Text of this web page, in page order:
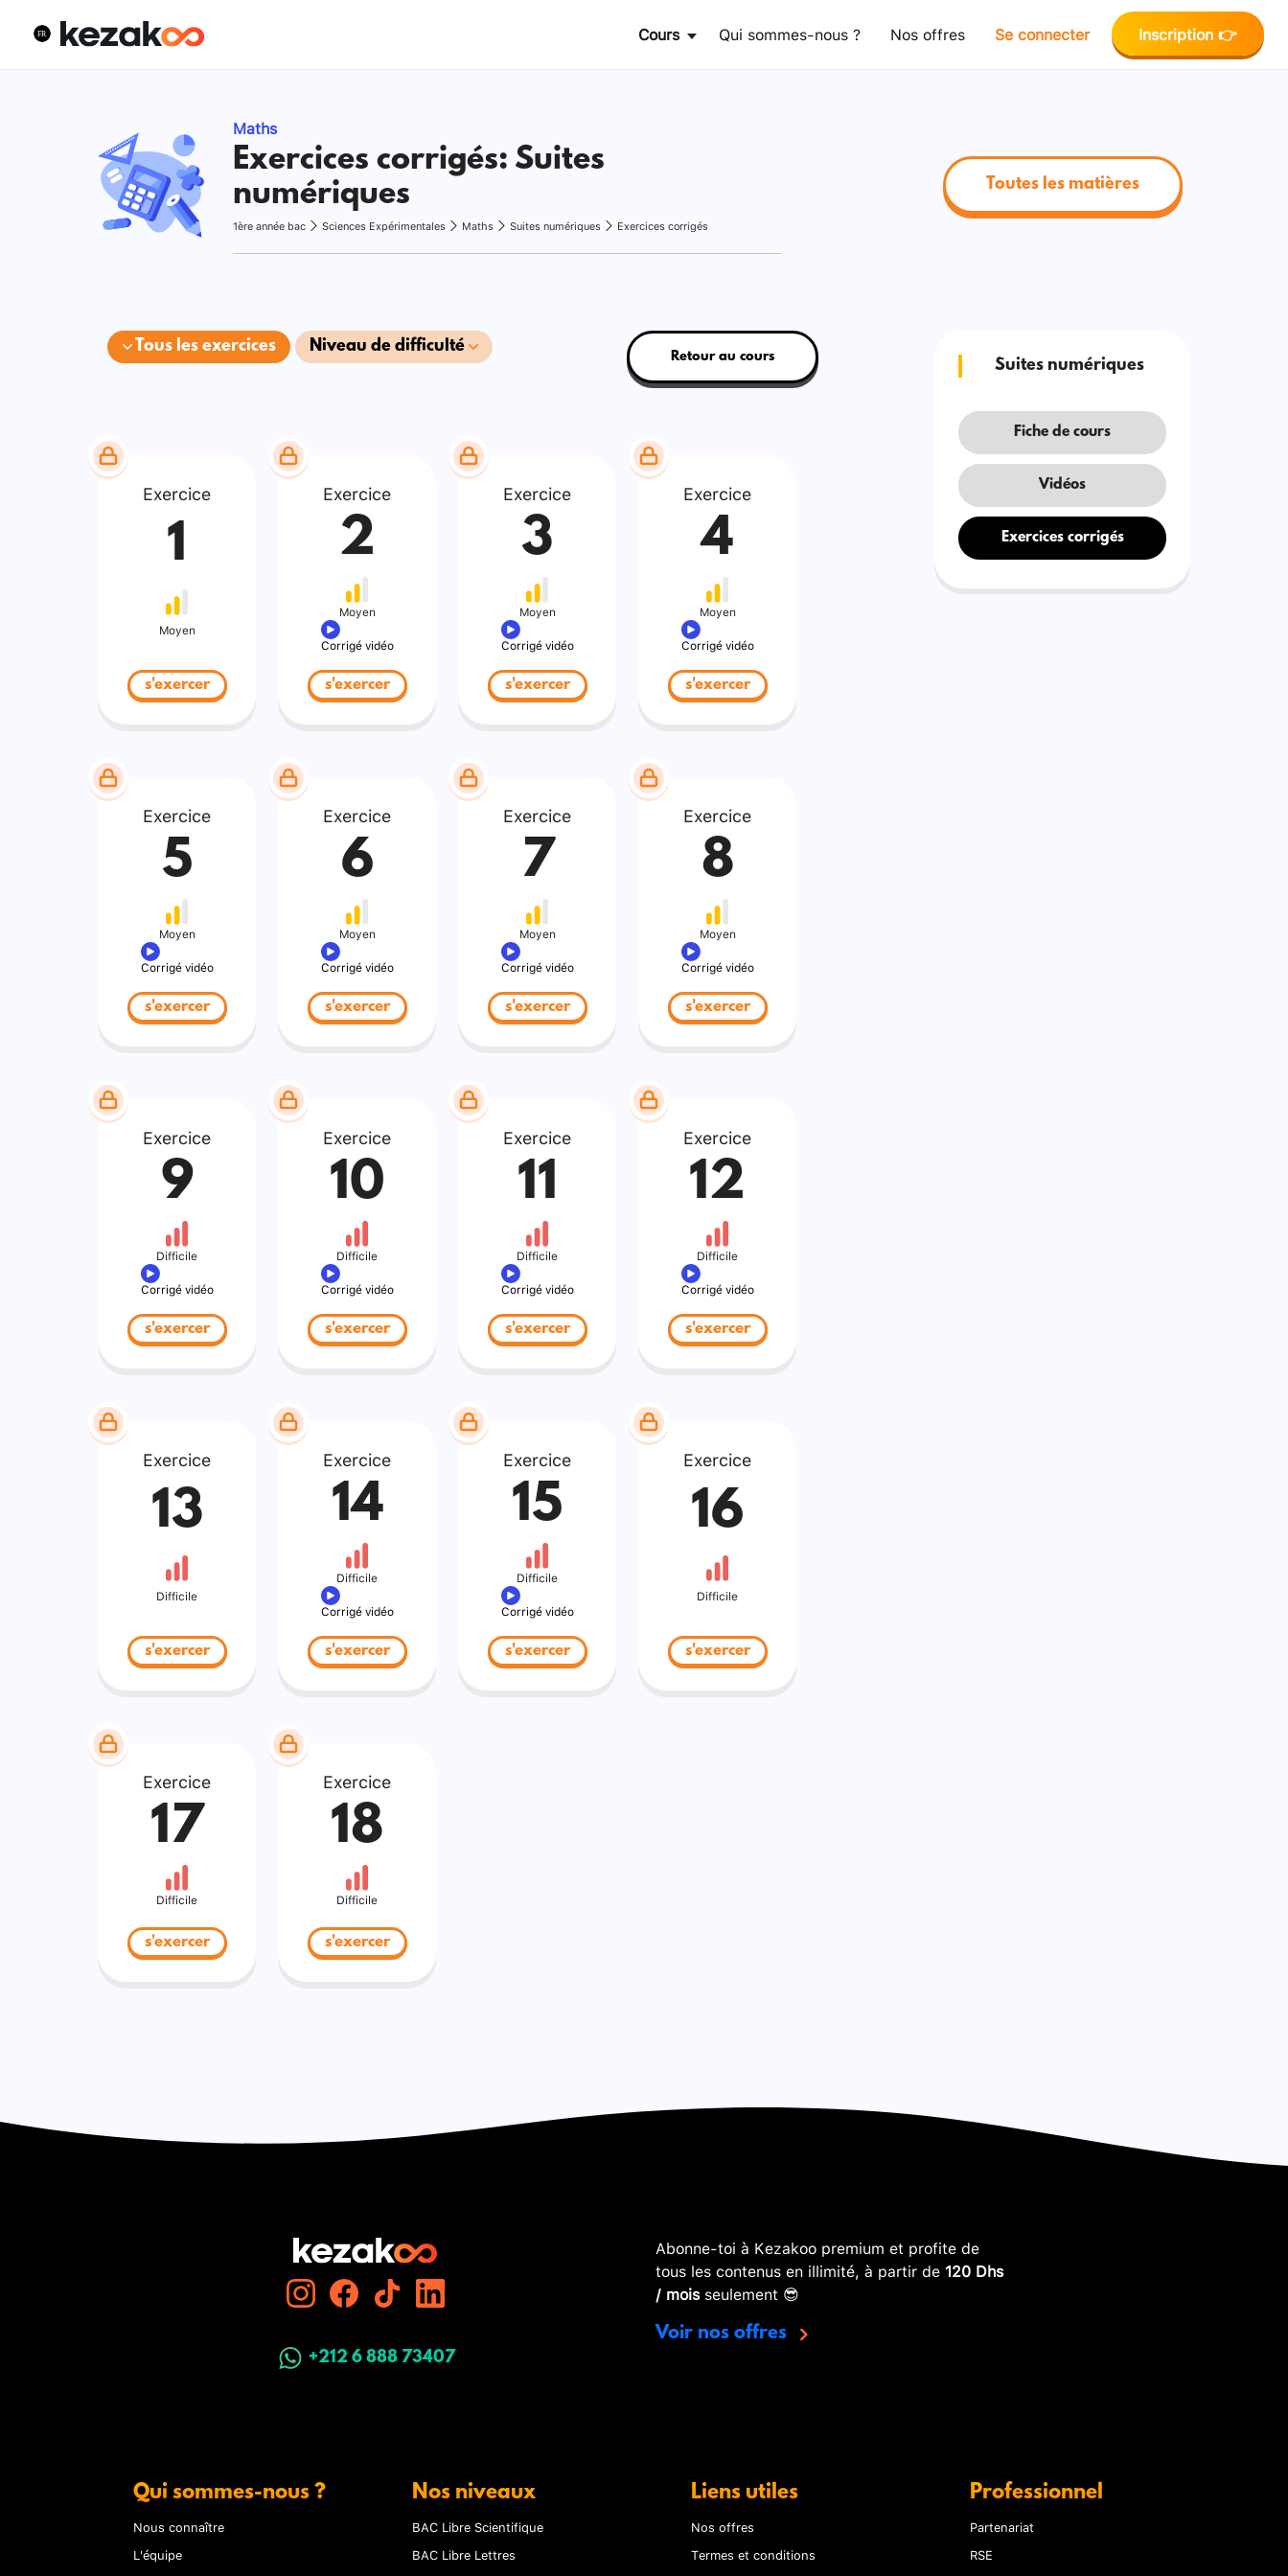
Cours Qui sommes-nous ? Nos offres Se connecter Inscription 👉
Maths
Exercices corrigés: Suites
numériques
1ère année bac Sciences Expérimentales Maths Suites numériques Exercices corrigés
Toutes les matières
Tous les exercices Niveau de difficulté
Retour au cours
Exercice
1
Moyen
s'exercer
Exercice
2
Moyen
Corrigé vidéo
s'exercer
Exercice
3
Moyen
Corrigé vidéo
s'exercer
Exercice
4
Moyen
Corrigé vidéo
s'exercer
Exercice
5
Moyen
Corrigé vidéo
s'exercer
Exercice
6
Moyen
Corrigé vidéo
s'exercer
Exercice
7
Moyen
Corrigé vidéo
s'exercer
Exercice
8
Moyen
Corrigé vidéo
s'exercer
Exercice
9
Difficile
Corrigé vidéo
s'exercer
Exercice
10
Difficile
Corrigé vidéo
s'exercer
Exercice
11
Difficile
Corrigé vidéo
s'exercer
Exercice
12
Difficile
Corrigé vidéo
s'exercer
Exercice
13
Difficile
s'exercer
Exercice
14
Difficile
Corrigé vidéo
s'exercer
Exercice
15
Difficile
Corrigé vidéo
s'exercer
Exercice
16
Difficile
s'exercer
Exercice
17
Difficile
s'exercer
Exercice
18
Difficile
s'exercer
Suites numériques
Fiche de cours
Vidéos
Exercices corrigés
+212 6 888 73407
Abonne-toi à Kezakoo premium et profite de
tous les contenus en illimité, à partir de 120 Dhs
/ moisseulement 😎
Voir nos offres
Qui sommes-nous ?
Nous connaître
L'équipe
Nos niveaux
BAC Libre Scientifique
BAC Libre Lettres
Liens utiles
Nos offres
Termes et conditions
Professionnel
Partenariat
RSE